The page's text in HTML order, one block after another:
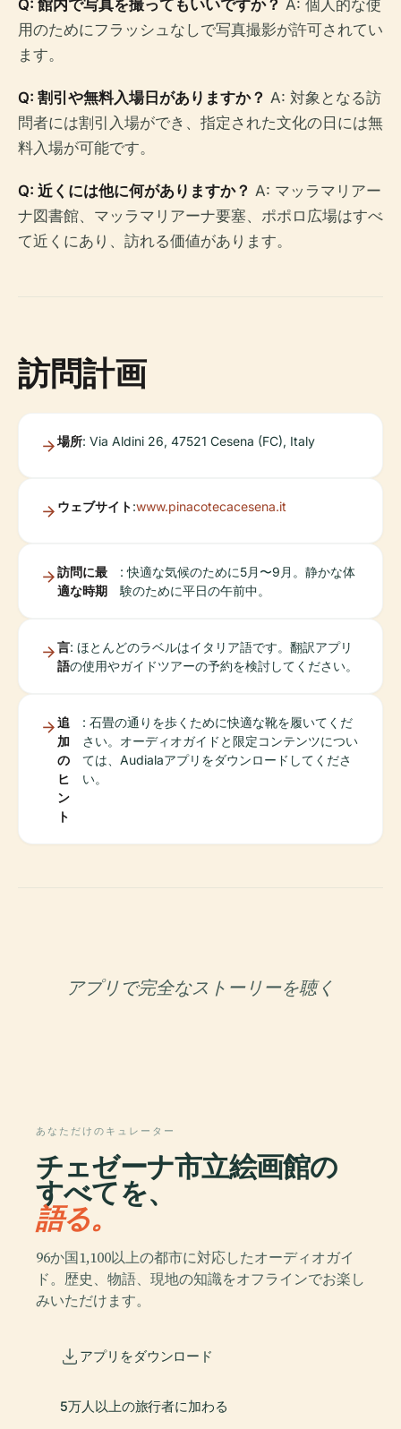
Q: 館内で写真を撮ってもいいですか？ A: 個人的な使
用のためにフラッシュなしで写真撮影が許可されてい
ます。
Q: 割引や無料入場日がありますか？ A: 対象となる訪
問者には割引入場ができ、指定された文化の日には無
料入場が可能です。
Q: 近くには他に何がありますか？ A: マッラマリアー
ナ図書館、マッラマリアーナ要塞、ポポロ広場はすべ
て近くにあり、訪れる価値があります。
訪問計画
場所: Via Aldini 26, 47521 Cesena (FC), Italy
ウェブサイト:www.pinacotecacesena.it
訪問に最
適な時期
: 快適な気候のために5月〜9月。静かな体
験のために平日の午前中。
言
語
: ほとんどのラベルはイタリア語です。翻訳アプリ
の使用やガイドツアーの予約を検討してください。
追
加
の
ヒ
ン
ト
: 石畳の通りを歩くために快適な靴を履いてくだ
さい。オーディオガイドと限定コンテンツについ
ては、Audialaアプリをダウンロードしてくださ
い。
アプリで完全なストーリーを聴く
あなただけのキュレーター
チェゼーナ市立絵画館の
すべてを、
語る。
96か国1,100以上の都市に対応したオーディオガイ
ド。歴史、物語、現地の知識をオフラインでお楽し
みいただけます。
アプリをダウンロード
5万人以上の旅行者に加わる